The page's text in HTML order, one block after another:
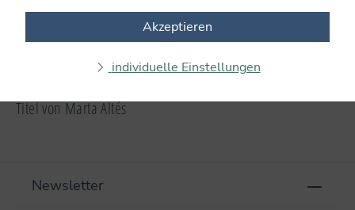
in der ganzen Welt erscheinen und lehrt nebenbei an der
Cambridge School of Art.
Titel von Marta Altés
Newsletter
Akzeptieren
individuelle Einstellungen